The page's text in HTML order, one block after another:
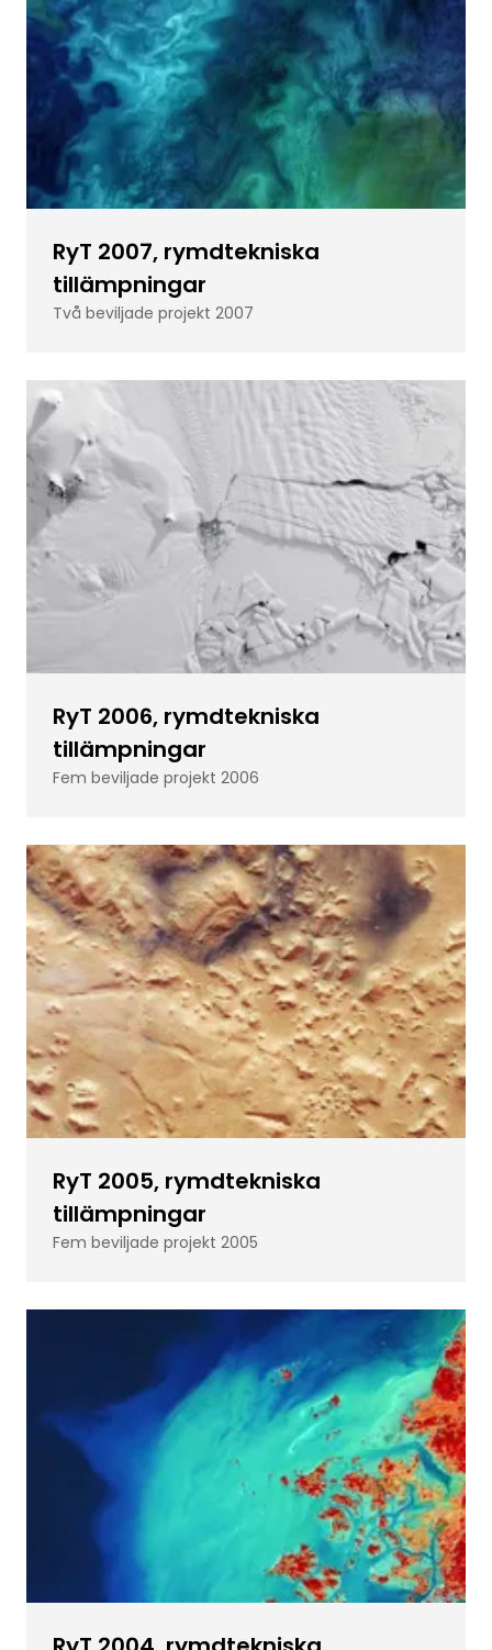
RyT 2007, rymdtekniska
tillämpningar
Två beviljade projekt 2007
RyT 2006, rymdtekniska
tillämpningar
Fem beviljade projekt 2006
RyT 2005, rymdtekniska
tillämpningar
Fem beviljade projekt 2005